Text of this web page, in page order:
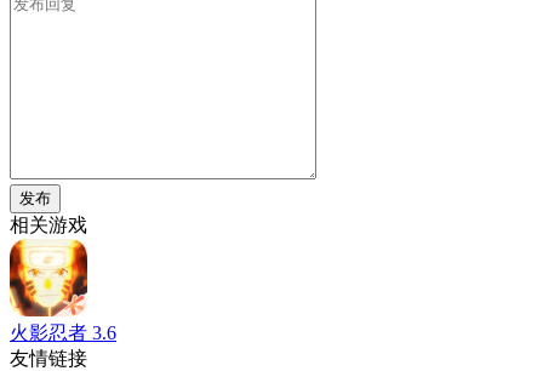
发布
相关游戏
火影忍者 3.6
友情链接